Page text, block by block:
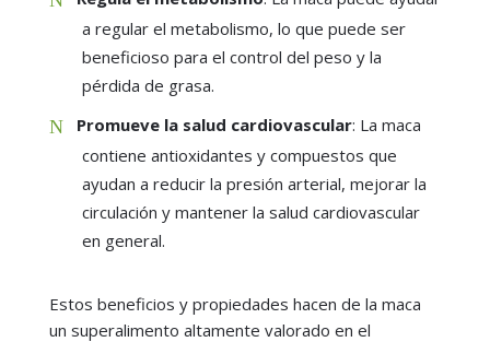
a regular el metabolismo, lo que puede ser
beneficioso para el control del peso y la
pérdida de grasa.
Promueve la salud cardiovascular: La maca
contiene antioxidantes y compuestos que
ayudan a reducir la presión arterial, mejorar la
circulación y mantener la salud cardiovascular
en general.
Estos beneficios y propiedades hacen de la maca
un superalimento altamente valorado en el